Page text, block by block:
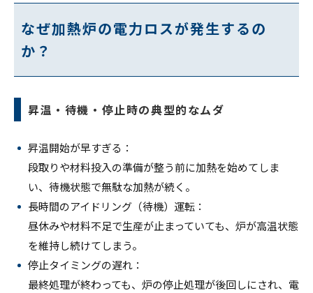
なぜ加熱炉の電力ロスが発生するの
か？
昇温・待機・停止時の典型的なムダ
昇温開始が早すぎる：
段取りや材料投入の準備が整う前に加熱を始めてしま
い、待機状態で無駄な加熱が続く。
長時間のアイドリング（待機）運転：
昼休みや材料不足で生産が止まっていても、炉が高温状態
を維持し続けてしまう。
停止タイミングの遅れ：
最終処理が終わっても、炉の停止処理が後回しにされ、電